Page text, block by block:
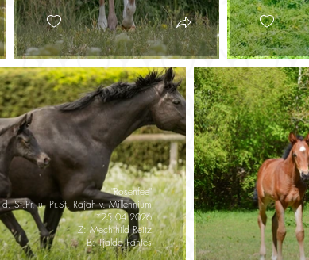
"Rosenfee"
St.Pr. u. Pr.St. Rajah v. Millennium
*25.04.2026
Z: Mechthild Reitz
B: Tjalda Fantes